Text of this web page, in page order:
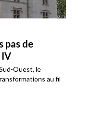
pas de
IV
Ouest, le
au fil